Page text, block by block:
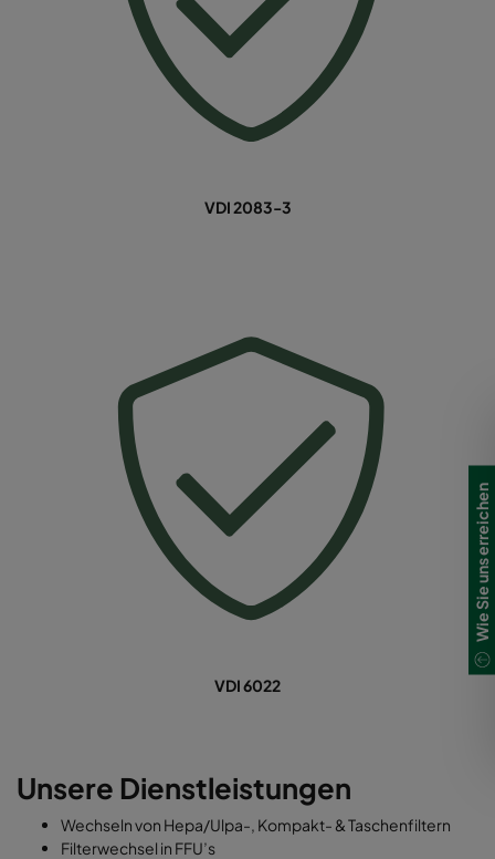
VDI 2083-3
VDI 6022
Unsere Dienstleistungen
Wechseln von Hepa/Ulpa-, Kompakt- & Taschenfiltern
Filterwechsel in FFU’s
Wie Sie uns erreichen